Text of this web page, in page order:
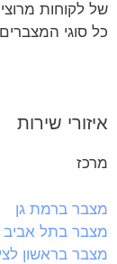
של לקוחות
כל סוגי
איזורי שירות
מרכז
מצבר ברמת גן
מצבר בתל אביב
מצבר בראשון